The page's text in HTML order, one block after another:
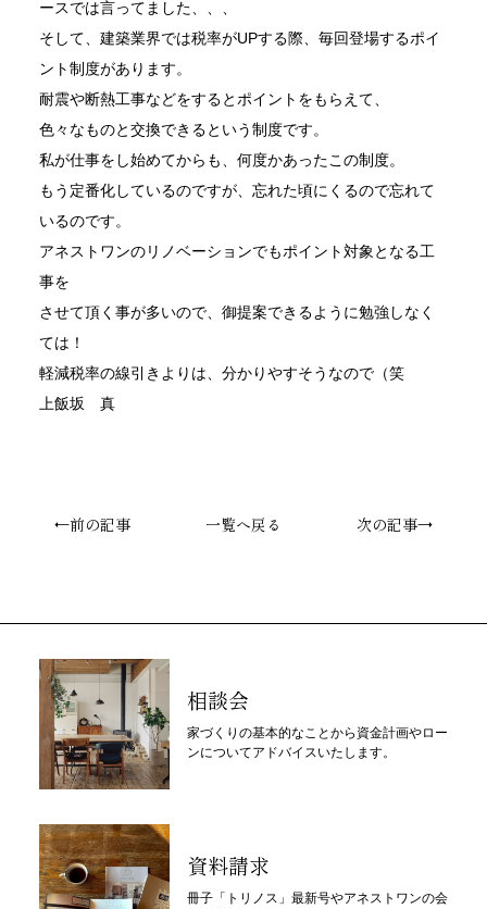
ースでは言ってました、、、
そして、建築業界では税率がUPする際、毎回登場するポイ
ント制度があります。
耐震や断熱工事などをするとポイントをもらえて、
色々なものと交換できるという制度です。
私が仕事をし始めてからも、何度かあったこの制度。
もう定番化しているのですが、忘れた頃にくるので忘れて
いるのです。
アネストワンのリノベーションでもポイント対象となる工
事を
させて頂く事が多いので、御提案できるように勉強しなく
ては！
軽減税率の線引きよりは、分かりやすそうなので（笑
上飯坂 真
←前の記事 一覧へ戻る 次の記事→
相談会
家づくりの基本的なことから資金計画やロー
ンについてアドバイスいたします。
資料請求
冊子「トリノス」最新号やアネストワンの会